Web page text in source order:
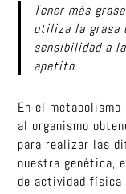
Tener más
utiliza la grasa
sensibilidad a
apetito.
En el
al organismo
para realizar las
nuestra genética,
de actividad